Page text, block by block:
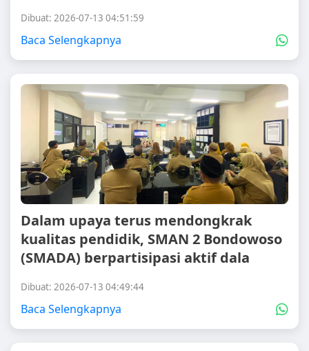
Dibuat: 2026-07-13 04:51:59
Baca Selengkapnya
Dalam upaya terus mendongkrak
kualitas pendidik, SMAN 2 Bondowoso
(SMADA) berpartisipasi aktif dala
Dibuat: 2026-07-13 04:49:44
Baca Selengkapnya